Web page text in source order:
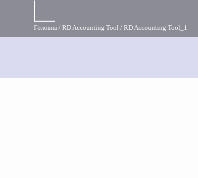
Головна RD Accounting Tool RD Accounting Tool_1